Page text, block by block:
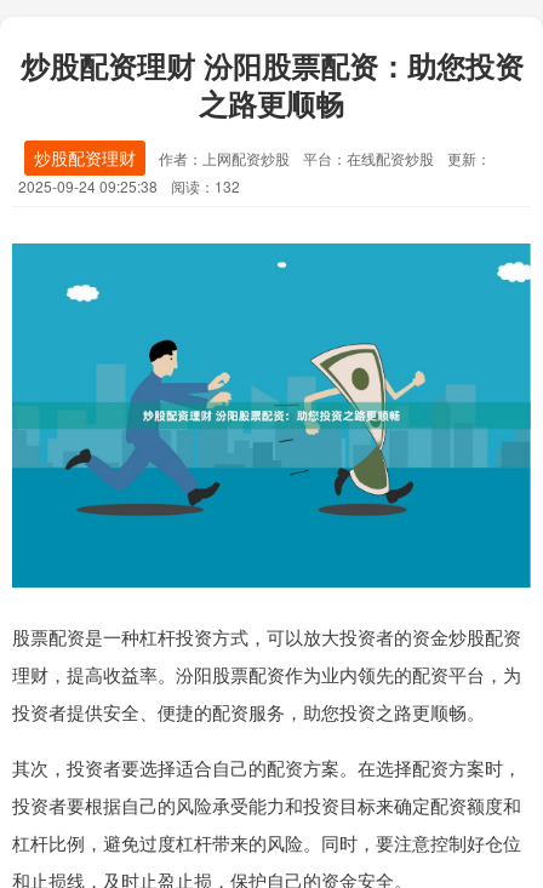
炒股配资理财 汾阳股票配资：助您投资
之路更顺畅
炒股配资理财 作者：上网配资炒股 平台：在线配资炒股
更新：
2025-09-24 09:25:38
阅读：132
股票配资是一种杠杆投资方式，可以放大投资者的资金炒股配资
理财，提高收益率。汾阳股票配资作为业内领先的配资平台，为
投资者提供安全、便捷的配资服务，助您投资之路更顺畅。
其次，投资者要选择适合自己的配资方案。在选择配资方案时，
投资者要根据自己的风险承受能力和投资目标来确定配资额度和
杠杆比例，避免过度杠杆带来的风险。同时，要注意控制好仓位
和止损线，及时止盈止损，保护自己的资金安全。